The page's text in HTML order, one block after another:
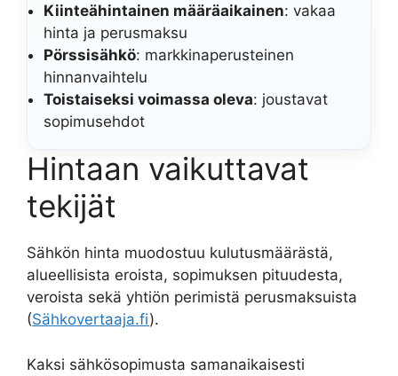
Kiinteähintainen määräaikainen: vakaa
hinta ja perusmaksu
Pörssisähkö: markkinaperusteinen
hinnanvaihtelu
Toistaiseksi voimassa oleva: joustavat
sopimusehdot
Hintaan vaikuttavat
tekijät
Sähkön hinta muodostuu kulutusmäärästä,
alueellisista eroista, sopimuksen pituudesta,
veroista sekä yhtiön perimistä perusmaksuista
(Sähkovertaaja.fi).
Kaksi sähkösopimusta samanaikaisesti